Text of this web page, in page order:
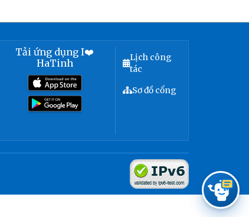
Tải ứng dụng I❤️
HaTinh
Lịch công
tác
Sơ đồ cổng